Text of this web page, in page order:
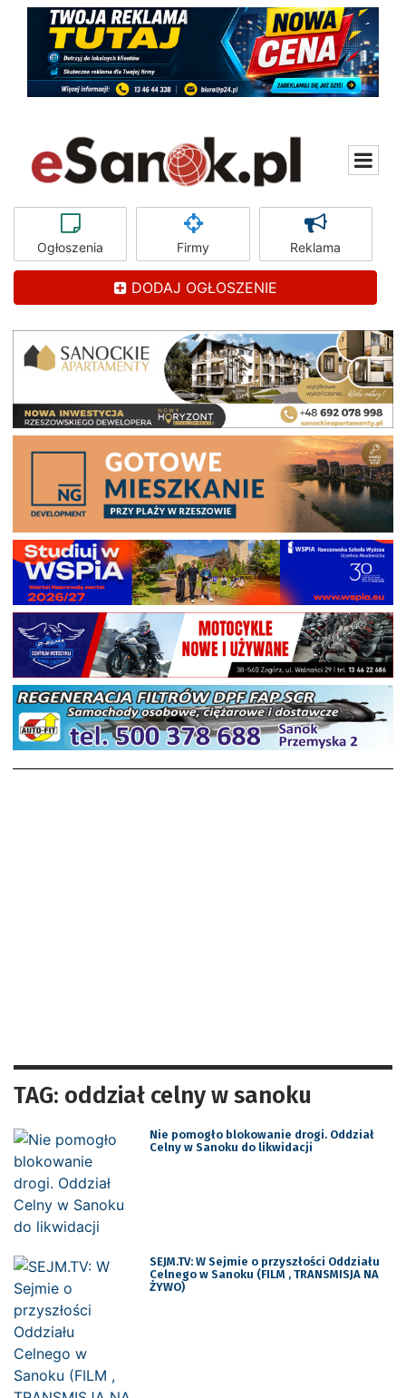
Ogłoszenia Firmy Reklama
DODAJ OGŁOSZENIE
TAG: oddział celny w sanoku
Nie pomogło blokowanie drogi. Oddział
Celny w Sanoku do likwidacji
SEJM.TV: W Sejmie o przyszłości Oddziału
Celnego w Sanoku (FILM , TRANSMISJA NA
ŻYWO)